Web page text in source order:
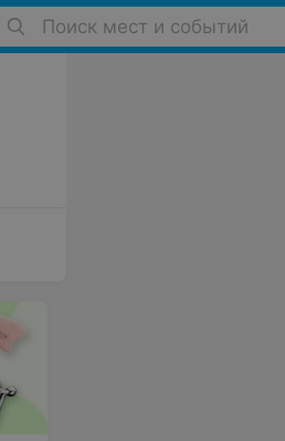
Поиск мест и событий